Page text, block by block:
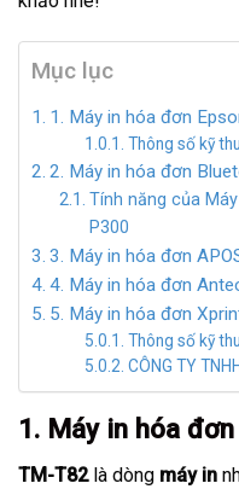
Mục lục
1. Máy in hóa đơn
Thông số kỹ
2. Máy in hóa đơn
Tính năng của
P300
3. Máy in hóa đơn
4. Máy in hóa đơn
5. Máy in hóa đơn
Thông số kỹ
CÔNG TY
1. Máy in hóa
TM-T82là dòng máy in